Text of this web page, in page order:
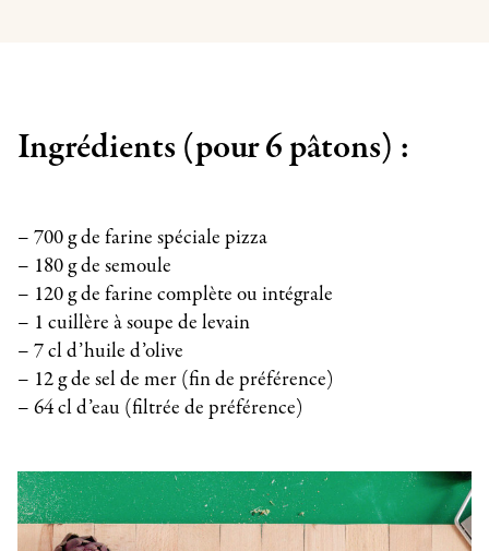
Ingrédients (pour 6 pâtons) :
– 700 g de farine spéciale pizza
– 180 g de semoule
– 120 g de farine complète ou intégrale
– 1 cuillère à soupe de levain
– 7 cl d’huile d’olive
– 12 g de sel de mer (fin de préférence)
– 64 cl d’eau (filtrée de préférence)